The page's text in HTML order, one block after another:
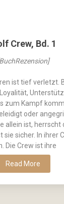
Crew, Bd. 1
ist tief verletzt.
zum Kampf
oder
allein ist, herrscht
sie sicher. In ihrer
Die Crew ist ihre
Read More